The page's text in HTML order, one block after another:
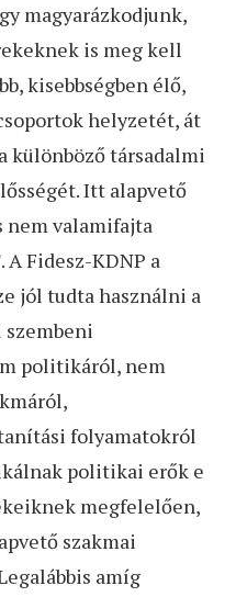
magyarázkodjunk,
is meg kell
kisebbségben élő,
helyzetét, át
különböző társadalmi
Itt alapvető
nem valamifajta
A Fidesz-KDNP a
jól tudta használni a
politikáról, nem
folyamatokról
politikai erők e
megfelelően,
szakmai
amíg